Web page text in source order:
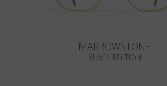
MARROWSTONE
BLACK EDITION